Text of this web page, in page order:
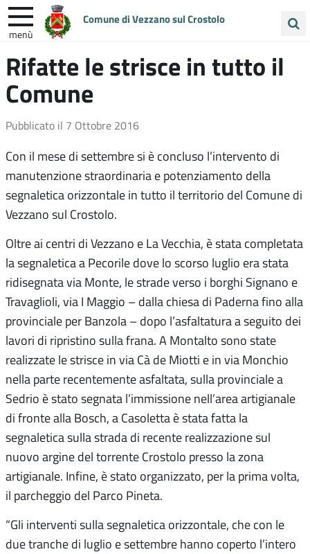
Comune di Vezzano sul Crostolo
menù
nel
sito
ENTRA IN COMUNE VIVI VEZZANO
UNIONE COLLINE MATILDICHE
Rifatte le strisce in tutto il
Comune
Pubblicato il 7 Ottobre 2016
Con il mese di settembre si è concluso l’intervento di
manutenzione straordinaria e potenziamento della
segnaletica orizzontale in tutto il territorio del Comune di
Vezzano sul Crostolo.
Oltre ai centri di Vezzano e La Vecchia, è stata completata
la segnaletica a Pecorile dove lo scorso luglio era stata
ridisegnata via Monte, le strade verso i borghi Signano e
Travaglioli, via I Maggio – dalla chiesa di Paderna fino alla
provinciale per Banzola – dopo l’asfaltatura a seguito dei
lavori di ripristino sulla frana. A Montalto sono state
realizzate le strisce in via Cà de Miotti e in via Monchio
nella parte recentemente asfaltata, sulla provinciale a
Sedrio è stato segnata l’immissione nell’area artigianale
di fronte alla Bosch, a Casoletta è stata fatta la
segnaletica sulla strada di recente realizzazione sul
nuovo argine del torrente Crostolo presso la zona
artigianale. Infine, è stato organizzato, per la prima volta,
il parcheggio del Parco Pineta.
“Gli interventi sulla segnaletica orizzontale, che con le
due tranche di luglio e settembre hanno coperto l’intero